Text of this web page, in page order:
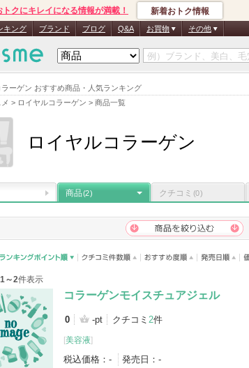
ラーゲン おすすめ商品・人気ランキング
> ロイヤルコラーゲン > 商品一覧
トクにキレイになる情報が満載！ 新着おトク情報
キング ブランド ブログ Q&A お買物 その他
ロイヤルコラーゲン
商品(2) クチコミ (0)
1～2件表示
コラーゲンモイスチュアジェル
0 -pt クチコミ 2件
[美容液]
税込価格： - 発売日： -